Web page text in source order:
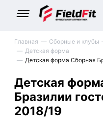
Главная Сборные и клубы
Детская форма
Детская форма Сборная
Детская
Бразилии
2018/19